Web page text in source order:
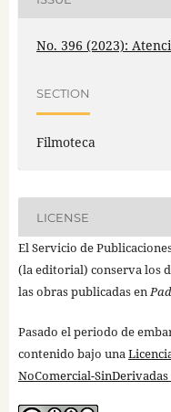
No. 396 (2023):
SECTION
Filmoteca
LICENSE
El Servicio de
(la editorial) conserva los
las obras publicadas en
Pasado el periodo de
contenido bajo una
NoComercial-